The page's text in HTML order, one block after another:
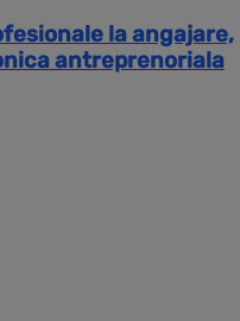
la angajare,
antreprenoriala